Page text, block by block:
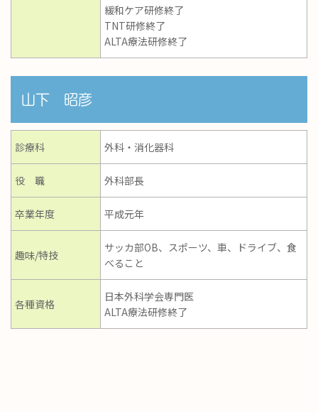
緩和ケア研修終了
TNT研修終了
ALTA療法研修終了
山下 昭彦
診療科 外科・消化器科
役 職 外科部長
卒業年度 平成元年
趣味/特技
サッカ部OB、スポーツ、車、ドライブ、食
べること
各種資格
日本外科学会専門医
ALTA療法研修終了